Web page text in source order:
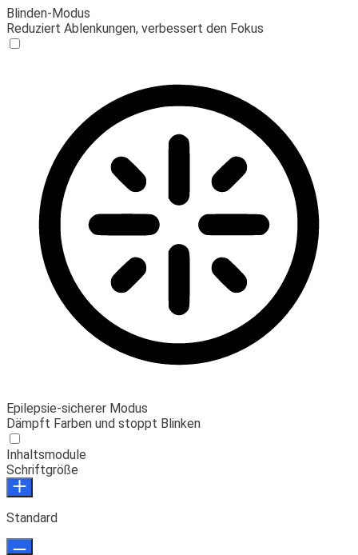
Blinden-Modus
Reduziert Ablenkungen, verbessert den Fokus
Epilepsie-sicherer Modus
Dämpft Farben und stoppt Blinken
Inhaltsmodule
Schriftgröße
Standard